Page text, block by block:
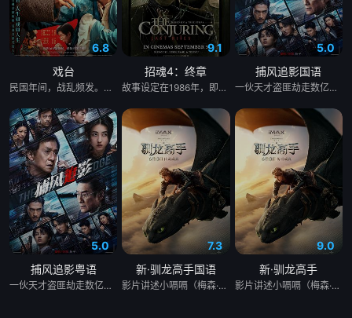
6.8
戏台
民国年间，战乱频发。五庆班班主侯喜亭（陈佩斯 饰）带着一众名角儿来到德祥大戏院演出，谁成想首演压轴登场的却是包子铺的伙计大嗓儿（黄渤 饰）？全场观众都在翘首以盼名角儿金啸天（尹正 饰）亮相，可刚攻城称王的洪大帅（姜武 饰）却偏偏指名让大嗓儿唱这出《霸王别姬》！眼看戏班的招牌就要砸了，前台戏迷退票砸场让戏院吴经理（杨皓宇 饰）苦不堪言，后台洪大帅持枪闹事更是让人吓破了胆！台前台后都乱了套，男旦凤小桐（余少群 饰）、教化处处长徐明礼（陈大愚 饰）、怀有异心的六姨太（徐卓儿 饰）等人也被卷入这场令人啼笑皆非的闹剧之中……台上霸王声声唱，台下荒唐众生相，既要保住戏班饭碗，又要哄好台下观众，大幕拉开之后，这场戏到底要怎么唱？ 影片改编自同名话剧。
9.1
招魂4：终章
故事设定在1986年，即《招魂3》的五年后。沃伦夫妇因艾德在第三部中经历恶灵事件而突发心脏病，已正式退休，不再从事驱魔工作。他们仍会到大学巡回演讲，但连这类机会也在逐渐减少。一些事件最终还是让他们重返战场。 这次的核心案件，是沃伦夫妇生涯中最著名的一起事件之一：斯莫尔家族闹鬼案。据“新英格兰通灵研究协会”（由艾德与洛琳的现实中的女儿朱迪和女婿托尼·斯佩拉负责运营）称，1970年代，珍妮特与杰克·斯莫尔搬入宾夕法尼亚州西皮特斯顿查斯街上的一套复式住宅。随后数年，包括他们的女儿与杰克的父母在内的家人纷纷声称经历了超自然现象，从怪味、怪声到鬼魂骚扰等。
5.0
捕风追影国语
一伙天才盗匪劫走数亿资产，却凭借超强反侦察能力全身而退，戏耍警方“天眼”系统。一筹莫展之际，澳门司警局请回了隐退多年的跟踪专家黄德忠（成龙 饰），他培养年轻司警何秋果（张子枫 饰）等人，重组“神秘跟踪队”，最终锁定了盗匪团的幕后狼王傅隆生（梁家辉 饰）。当警方布下天罗地网之时，盗匪团也设下局中局，斗智斗勇斗心眼，一场高端猫鼠局拉开帷幕......
5.0
捕风追影粤语
一伙天才盗匪劫走数亿资产，却凭借超强反侦察能力全身而退，戏耍警方“天眼”系统。一筹莫展之际，澳门司警局请回了隐退多年的跟踪专家黄德忠（成龙 饰），他培养年轻司警何秋果（张子枫 饰）等人，重组“神秘跟踪队”，最终锁定了盗匪团的幕后狼王傅隆生（梁家辉 饰）。当警方布下天罗地网之时，盗匪团也设下局中局，斗智斗勇斗心眼，一场高端猫鼠局拉开帷幕......
7.3
新·驯龙高手国语
影片讲述小嗝嗝（梅森·泰晤士 Mason Thames 饰）偶然间遭遇传说中的夜煞没牙仔，并由此与之建立深厚友谊，进而打破两大族群间的隔阂，携手寻求和平的故事。
9.0
新·驯龙高手
影片讲述小嗝嗝（梅森·泰晤士 Mason Thames 饰）偶然间遭遇传说中的夜煞没牙仔，并由此与之建立深厚友谊，进而打破两大族群间的隔阂，携手寻求和平的故事。